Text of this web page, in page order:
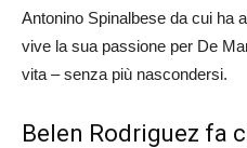
Antonino Spinalbese da cui ha
vive la sua passione per De
vita – senza più nascondersi.
Belen Rodriguez fa